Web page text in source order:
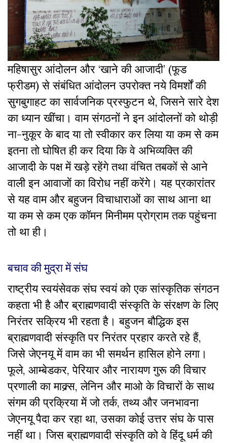
महिषासुर आंदोलन और ‘खाने की आजादी’ (फूड
फ्रीडम) से संबंधित आंदोलन उपरोक्त नये विमर्शों की
सुगबुगाहट का सार्वजनिक प्रस्फुटन थे, जिसने सारे देश
का ध्यान खींचा। वाम संगठनों ने इन आंदोलनों को थोड़ी
ना-नुकूर के बाद या तो स्वीकार कर लिया या कम से कम
इतना तो घोषित ही कर दिया कि वे अभिव्यक्ति की
आजादी के पक्ष में खड़े रहेंगे तथा वंचित तबकों से आने
वाली इन आवाजों का विरोध नहीं करेंगे। यह प्रकारांतर
से यह वाम और बहुजन विचाधाराओं का साथ आना था
या कम से कम एक कॉमन मिनीमम प्रोग्राम तक पहुंचना
तो था ही।
बचाव की मुद्रा में संघ
राष्ट्रीय स्वयंसेवक संघ स्वयं को एक सांस्कृतिक संगठन
कहता भी है और ब्राह्मणवादी संस्कृति के संरक्षण के लिए
निरंतर सक्रिय भी रहता है। बहुजन बौद्धिक इस
ब्राह्मणवादी संस्कृति पर निरंतर प्रहार करते रहे हैं,
जिसे जेएनयू में वाम का भी समर्थन हासिल होने लगा।
फूले, आम्बेडकर, पेरियार और नारायण गुरू की विचार
प्रणाली का माक्र्स, लेनिन और माओ के विचारों के साथ
संगम की प्रक्रिया में जो तर्क, तथ्य और जनभावना
जेएनयू पैदा कर रहा था, उसका कोई उत्तर संघ के पास
नहीं था। जिस ब्राह्मणवादी संस्कृति को वे हिंदू धर्म की